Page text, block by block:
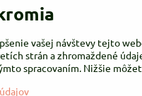
vašej návštevy tejto
strán a zhromaždené
spracovaním. Nižšie